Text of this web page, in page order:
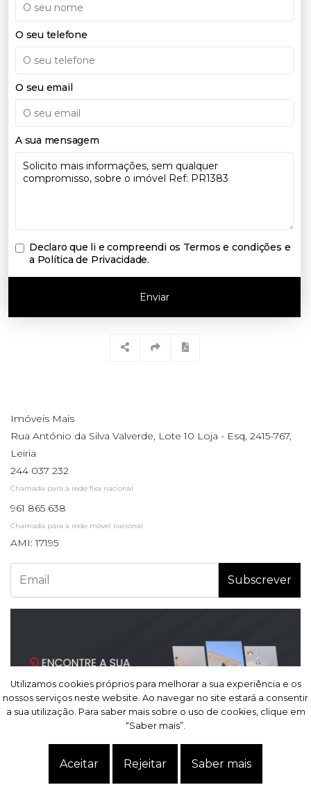
Utilizamos cookies próprios para melhorar a sua experiência e os
nossos serviços neste website. Ao navegar no site estará a consentir
a sua utilização. Para saber mais sobre o uso de cookies, clique em
“Saber mais”.
Aceitar Rejeitar Saber mais
O seu telefone
O seu email
A sua mensagem
Declaro que li e compreendi os Termos e condições e
a Política de Privacidade.
Enviar
Imóveis Mais
Rua António da Silva Valverde, Lote 10 Loja - Esq, 2415-767,
Leiria
244 037 232
Chamada para a rede fixa nacional
961 865 638
Chamada para a rede móvel nacional
AMI: 17195
Subscrever
Política de Privacidade. Termos e condições. Dados pessoais.
Utilizamos cookies próprios para melhorar a sua experiência e os
nossos serviços neste website. Ao navegar no site estará a consentir
a sua utilização. Para saber mais sobre o uso de cookies, clique em
“Saber mais”.
Aceitar Rejeitar Saber mais